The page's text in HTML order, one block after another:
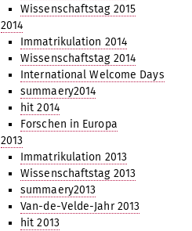
Wissenschaftstag 2015
2014
Immatrikulation 2014
Wissenschaftstag 2014
International Welcome Days
summaery2014
hit 2014
Forschen in Europa
2013
Immatrikulation 2013
Wissenschaftstag 2013
summaery2013
Van-de-Velde-Jahr 2013
hit 2013